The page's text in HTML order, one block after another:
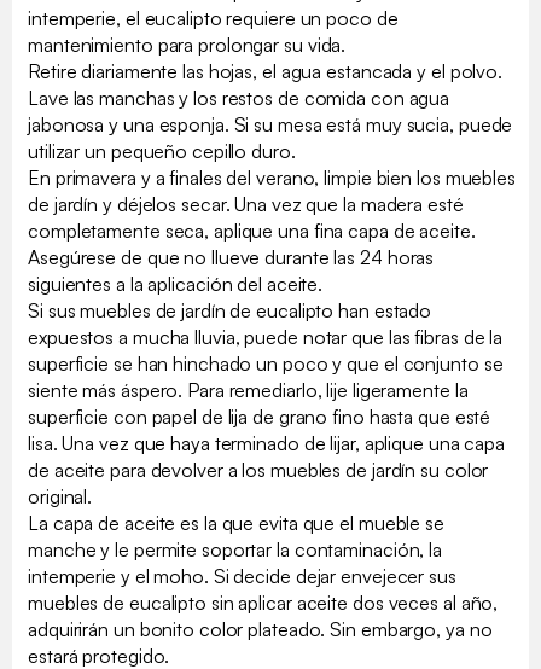
intemperie, el eucalipto requiere un poco de
mantenimiento para prolongar su vida.
Retire diariamente las hojas, el agua estancada y el polvo.
Lave las manchas y los restos de comida con agua
jabonosa y una esponja. Si su mesa está muy sucia, puede
utilizar un pequeño cepillo duro.
En primavera y a finales del verano, limpie bien los muebles
de jardín y déjelos secar. Una vez que la madera esté
completamente seca, aplique una fina capa de aceite.
Asegúrese de que no llueve durante las 24 horas
siguientes a la aplicación del aceite.
Si sus muebles de jardín de eucalipto han estado
expuestos a mucha lluvia, puede notar que las fibras de la
superficie se han hinchado un poco y que el conjunto se
siente más áspero. Para remediarlo, lije ligeramente la
superficie con papel de lija de grano fino hasta que esté
lisa. Una vez que haya terminado de lijar, aplique una capa
de aceite para devolver a los muebles de jardín su color
original.
La capa de aceite es la que evita que el mueble se
manche y le permite soportar la contaminación, la
intemperie y el moho. Si decide dejar envejecer sus
muebles de eucalipto sin aplicar aceite dos veces al año,
adquirirán un bonito color plateado. Sin embargo, ya no
estará protegido.